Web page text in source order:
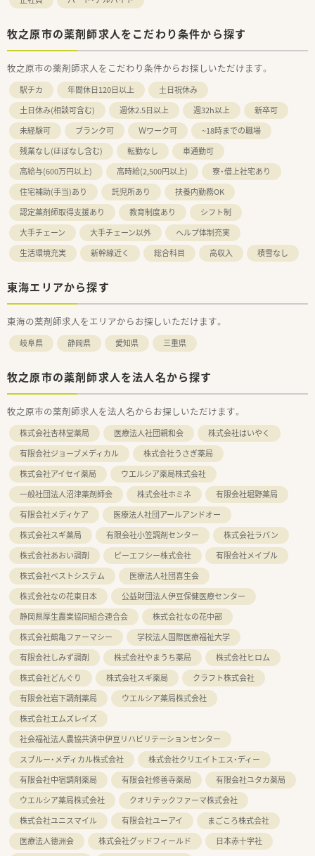
牧之原市の薬剤師求人をこだわり条件から探す
牧之原市の薬剤師求人をこだわり条件からお探しいただけます。
駅チカ 年間休日120日以上
土日祝休み
土日休み(相談可含む)
週休2.5日以上 週32h以上
新卒可
未経験可
ブランク可 Ｗワーク可
~18時までの職場
残業なし(ほぼなし含む)
転勤なし
車通勤可
高給与(600万円以上)
高時給(2,500円以上)
寮・借上社宅あり
住宅補助(手当)あり
託児所あり
扶養内勤務OK
認定薬剤師取得支援あり
教育制度あり
シフト制
大手チェーン
大手チェーン以外
ヘルプ体制充実
生活環境充実
新幹線近く 総合科目 高収入 積雪なし
東海エリアから探す
東海の薬剤師求人をエリアからお探しいただけます。
岐阜県 静岡県 愛知県 三重県
牧之原市の薬剤師求人を法人名から探す
牧之原市の薬剤師求人を法人名からお探しいただけます。
株式会社杏林堂薬局 医療法人社団親和会
株式会社はいやく
有限会社ジョーブメディカル
株式会社うさぎ薬局
株式会社アイセイ薬局
ウエルシア薬局株式会社
一般社団法人沼津薬剤師会
株式会社ホミネ
有限会社堀野薬局
有限会社メディケア
医療法人社団アールアンドオー
株式会社スギ薬局
有限会社小笠調剤センター
株式会社ラパン
株式会社あおい調剤
ピーエフシー株式会社
有限会社メイプル
株式会社ベストシステム
医療法人社団喜生会
株式会社なの花東日本
公益財団法人伊豆保健医療センター
静岡県厚生農業協同組合連合会
株式会社なの花中部
株式会社鶴亀ファーマシー
学校法人国際医療福祉大学
有限会社しみず調剤
株式会社やまうち薬局
株式会社ヒロム
株式会社どんぐり
株式会社スギ薬局
クラフト株式会社
有限会社岩下調剤薬局
ウエルシア薬局株式会社
株式会社エムズレイズ
社会福祉法人農協共済中伊豆リハビリテーションセンター
スブルー・メディカル株式会社
株式会社クリエイトエス・ディー
有限会社中宿調剤薬局
有限会社修善寺薬局
有限会社ユタカ薬局
ウエルシア薬局株式会社
クオリテックファーマ株式会社
株式会社ユニスマイル
有限会社ユーアイ
まごころ株式会社
医療法人徳洲会
株式会社グッドフィールド
日本赤十字社